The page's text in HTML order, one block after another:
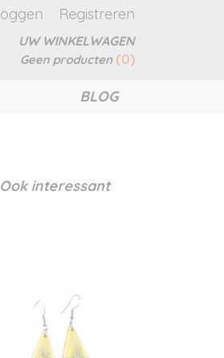
Registreren
UW WINKELWAGEN
Geen producten (0)
BLOG
Ook interessant